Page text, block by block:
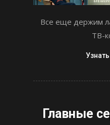
Все еще держим
ТВ-
Главные